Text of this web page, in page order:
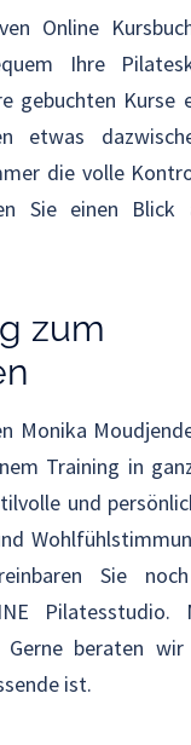
Online
Ihre
gebuchten Kurse
etwas
die volle
Sie einen Blick
zum
Monika
Training in
und
Sie
Pilatesstudio.
beraten wir
ist.